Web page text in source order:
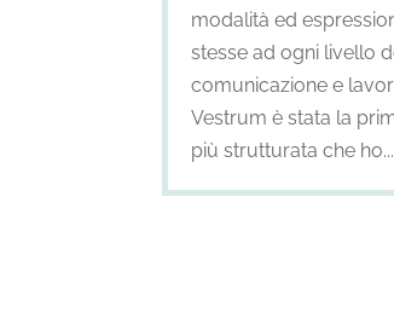
modalità ed
stesse ad ogni livello
comunicazione e
Vestrum è stata la
più strutturata che ho...